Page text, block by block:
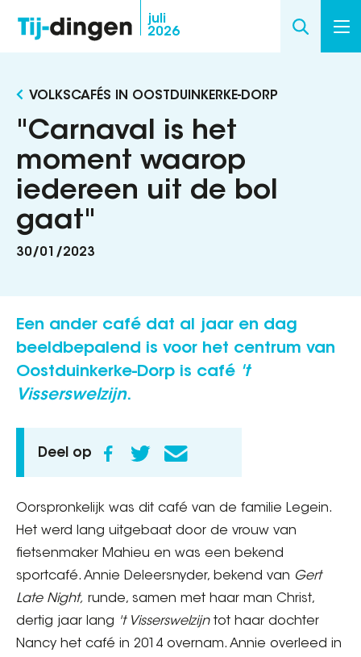
inhoud
gaan
juli
2026
VOLKSCAFÉS IN OOSTDUINKERKE-DORP
"Carnaval is het
moment waarop
iedereen uit de bol
gaat"
30/01/2023
Een ander café dat al jaar en dag
beeldbepalend is voor het centrum van
Oostduinkerke-Dorp is café 't
Visserswelzijn.
Deel op
Oorspronkelijk was dit café van de familie Legein.
Het werd lang uitgebaat door de vrouw van
fietsenmaker Mahieu en was een bekend
sportcafé. Annie Deleersnyder, bekend van Gert
Late Night, runde, samen met haar man Christ,
dertig jaar lang 't Visserswelzijntot haar dochter
Nancy het café in 2014 overnam. Annie overleed in